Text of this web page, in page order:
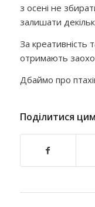
з осені не
залишати
За креативність
отримають
Дбаймо про
Поділитися